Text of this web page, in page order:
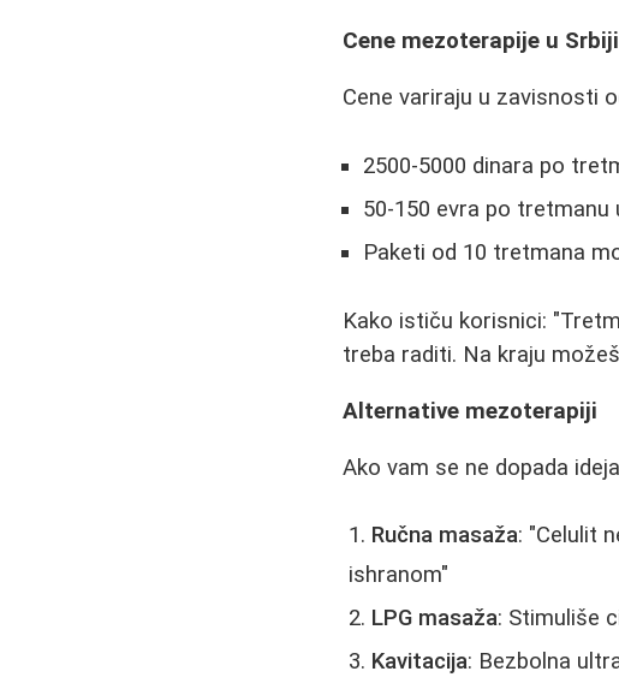
Cene mezoterapije u Srbiji
Cene variraju u zavisnosti
2500-5000 dinara po
50-150 evra po tretmanu
Paketi od 10 tretmana
Kako ističu korisnici:
treba raditi. Na kraju
Alternative mezoterapiji
Ako vam se ne dopada
Ručna masaža: "Celulit
ishranom"
LPG masaža: Stimuliše
Kavitacija: Bezbolna